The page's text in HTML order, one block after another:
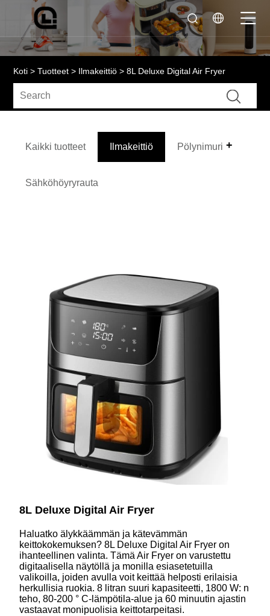
Koti > Tuotteet > Ilmakeittiö > 8L Deluxe Digital Air Fryer
Kaikki tuotteet Ilmakeittiö Pölynimuri
Sähköhöyryrauta
8L Deluxe Digital Air Fryer
Haluatko älykkäämmän ja kätevämmän
keittokokemuksen? 8L Deluxe Digital Air Fryer on
ihanteellinen valinta. Tämä Air Fryer on varustettu
digitaalisella näytöllä ja monilla esiasetetuilla
valikoilla, joiden avulla voit keittää helposti erilaisia ​​
herkullisia ruokia. 8 litran suuri kapasiteetti, 1800 W: n
teho, 80-200 ° C-lämpötila-alue ja 60 minuutin ajastin
vastaavat monipuolisia keittotarpeitasi.